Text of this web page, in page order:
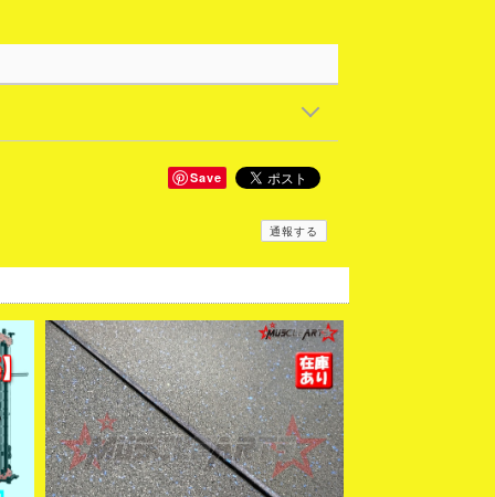
Save
通報する